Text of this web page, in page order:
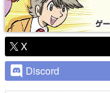
X
Discord